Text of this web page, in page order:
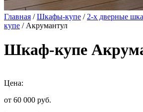
Главная /Шкафы-купе / 2-х дверные
купе / Акрумантул
Шкаф-купе
Цена:
от 60 000 руб.